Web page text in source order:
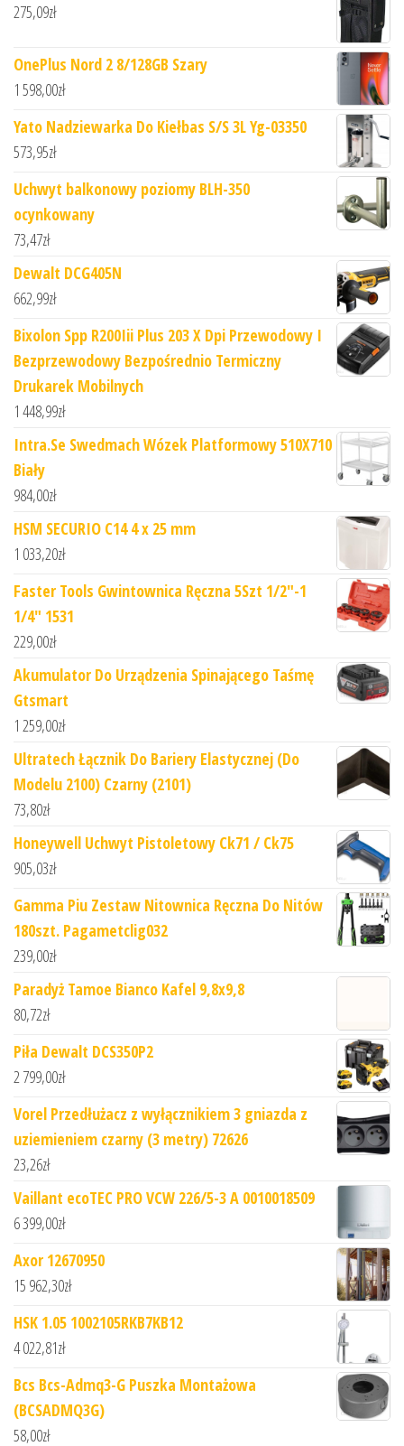
275,09zł
OnePlus Nord 2 8/128GB Szary
1 598,00zł
Yato Nadziewarka Do Kiełbas S/S 3L Yg-03350
573,95zł
Uchwyt balkonowy poziomy BLH-350
ocynkowany
73,47zł
Dewalt DCG405N
662,99zł
Bixolon Spp R200Iii Plus 203 X Dpi Przewodowy I
Bezprzewodowy Bezpośrednio Termiczny
Drukarek Mobilnych
1 448,99zł
Intra.Se Swedmach Wózek Platformowy 510X710
Biały
984,00zł
HSM SECURIO C14 4 x 25 mm
1 033,20zł
Faster Tools Gwintownica Ręczna 5Szt 1/2"-1
1/4" 1531
229,00zł
Akumulator Do Urządzenia Spinającego Taśmę
Gtsmart
1 259,00zł
Ultratech Łącznik Do Bariery Elastycznej (Do
Modelu 2100) Czarny (2101)
73,80zł
Honeywell Uchwyt Pistoletowy Ck71 / Ck75
905,03zł
Gamma Piu Zestaw Nitownica Ręczna Do Nitów
180szt. Pagametclig032
239,00zł
Paradyż Tamoe Bianco Kafel 9,8x9,8
80,72zł
Piła Dewalt DCS350P2
2 799,00zł
Vorel Przedłużacz z wyłącznikiem 3 gniazda z
uziemieniem czarny (3 metry) 72626
23,26zł
Vaillant ecoTEC PRO VCW 226/5-3 A 0010018509
6 399,00zł
Axor 12670950
15 962,30zł
HSK 1.05 1002105RKB7KB12
4 022,81zł
Bcs Bcs-Admq3-G Puszka Montażowa
(BCSADMQ3G)
58,00zł